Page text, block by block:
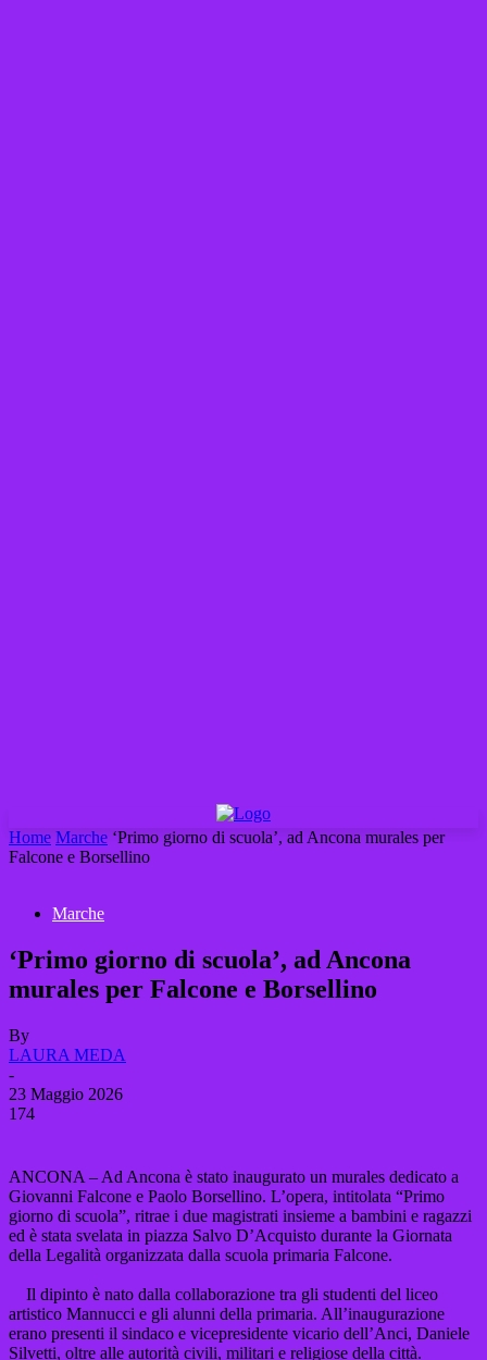
Home Marche ‘Primo giorno di scuola’, ad Ancona murales per
Falcone e Borsellino
Marche
‘Primo giorno di scuola’, ad Ancona
murales per Falcone e Borsellino
By
LAURA MEDA
-
23 Maggio 2026
174
ANCONA – Ad Ancona è stato inaugurato un murales dedicato a
Giovanni Falcone e Paolo Borsellino. L’opera, intitolata “Primo
giorno di scuola”, ritrae i due magistrati insieme a bambini e ragazzi
ed è stata svelata in piazza Salvo D’Acquisto durante la Giornata
della Legalità organizzata dalla scuola primaria Falcone.
Il dipinto è nato dalla collaborazione tra gli studenti del liceo
artistico Mannucci e gli alunni della primaria. All’inaugurazione
erano presenti il sindaco e vicepresidente vicario dell’Anci, Daniele
Silvetti, oltre alle autorità civili, militari e religiose della città.